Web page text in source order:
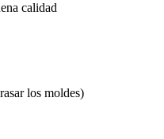
calidad
los moldes)